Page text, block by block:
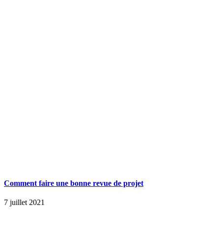
Comment faire une bonne revue de projet
7 juillet 2021